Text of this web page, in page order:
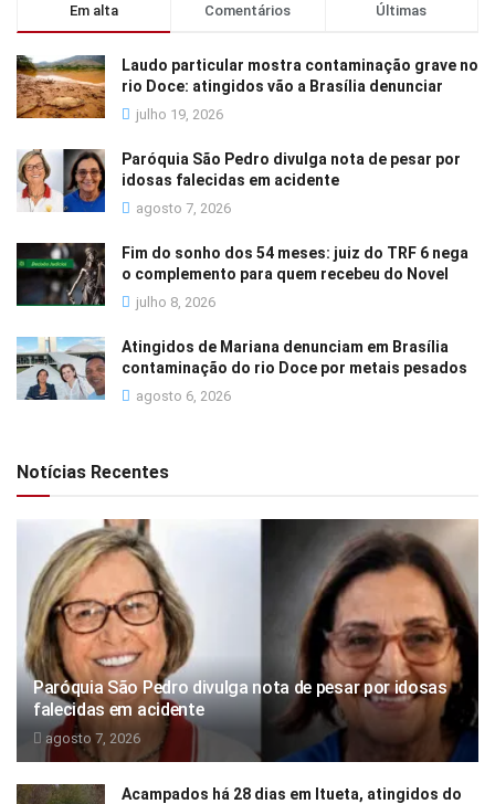
Em alta Comentários Últimas
Laudo particular mostra contaminação grave no
rio Doce: atingidos vão a Brasília denunciar
julho 19, 2026
Paróquia São Pedro divulga nota de pesar por
idosas falecidas em acidente
agosto 7, 2026
Fim do sonho dos 54 meses: juiz do TRF 6 nega
o complemento para quem recebeu do Novel
julho 8, 2026
Atingidos de Mariana denunciam em Brasília
contaminação do rio Doce por metais pesados
agosto 6, 2026
Notícias Recentes
Paróquia São Pedro divulga nota de pesar por idosas
falecidas em acidente
agosto 7, 2026
Acampados há 28 dias em Itueta, atingidos do